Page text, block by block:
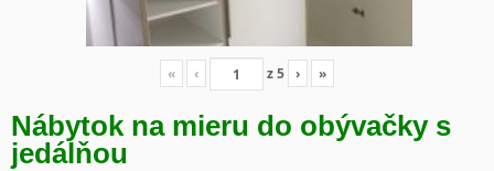
« ‹ z5 › »
Nábytok na mieru do obývačky s
jedálňou